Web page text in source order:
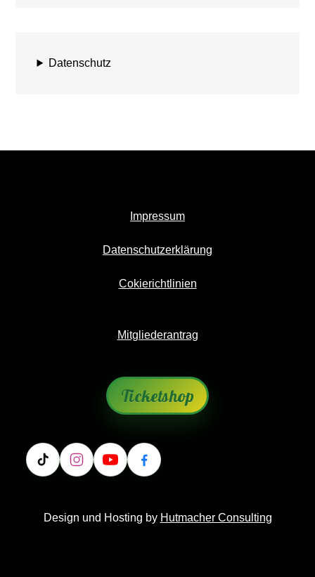
Datenschutz
Impressum
Datenschutzerklärung
Cokierichtlinien
Mitgliederantrag
Ticketshop
Design und Hosting by Hutmacher Consulting